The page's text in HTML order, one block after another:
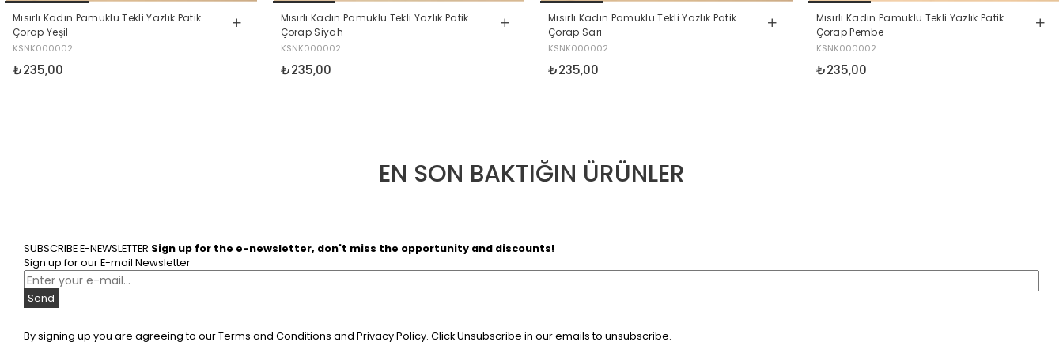
Mısırlı Kadın Pamuklu Tekli Yazlık Patik
Çorap Yeşil
KSNK000002
₺235,00
Mısırlı Kadın Pamuklu Tekli Yazlık Patik
Çorap Siyah
KSNK000002
₺235,00
Mısırlı Kadın Pamuklu Tekli Yazlık Patik
Çorap Sarı
KSNK000002
₺235,00
Mısırlı Kadın Pamuklu Tekli Yazlık Patik
Çorap Pembe
KSNK000002
₺235,00
EN SON BAKTIĞIN ÜRÜNLER
SUBSCRIBE E-NEWSLETTER Sign up for the e-newsletter, don't miss the opportunity and discounts!
Sign up for our E-mail Newsletter
Send
By signing up you are agreeing to our Terms and Conditions and Privacy Policy. Click Unsubscribe in our emails to unsubscribe.